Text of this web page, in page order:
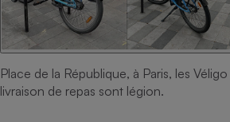
Place de la République, à Paris, les
livraison de repas sont légion.